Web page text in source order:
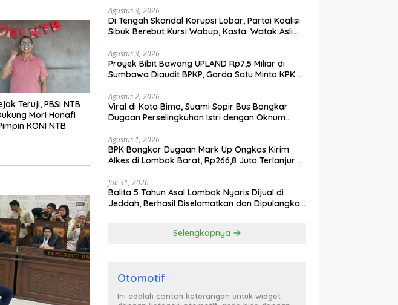
Teruji, PBSI NTB
Mori Hanafi
KONI NTB
Agustus 3, 2026
Di Tengah Skandal Korupsi Lobar, Partai Koalisi
Sibuk Berebut Kursi Wabup, Kasta: Watak Asli
Agustus 3, 2026
Proyek Bibit Bawang UPLAND Rp7,5 Miliar di
Sumbawa Diaudit BPKP, Garda Satu Minta KPK
Agustus 2, 2026
Viral di Kota Bima, Suami Sopir Bus Bongkar
Dugaan Perselingkuhan Istri dengan Oknum
Agustus 1, 2026
BPK Bongkar Dugaan Mark Up Ongkos Kirim
Alkes di Lombok Barat, Rp266,8 Juta Terlanjur
Juli 31, 2026
Balita 5 Tahun Asal Lombok Nyaris Dijual di
Jeddah, Berhasil Diselamatkan dan Dipulangkan
Selengkapnya
Otomotif
Ini adalah contoh keterangan untuk widget